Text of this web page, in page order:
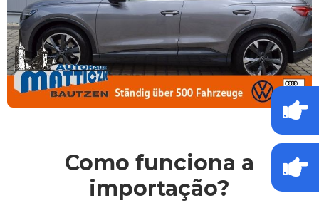
Como funciona a
importação?